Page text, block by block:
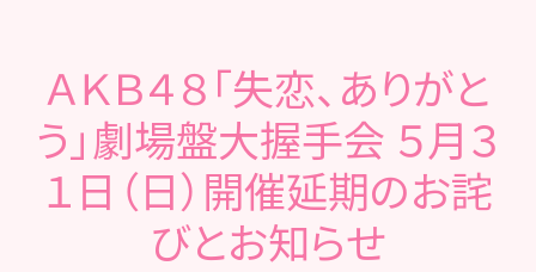
ＡＫＢ４８「失恋、ありがと
う」劇場盤大握手会 ５月３
１日（日）開催延期のお詫
びとお知らせ